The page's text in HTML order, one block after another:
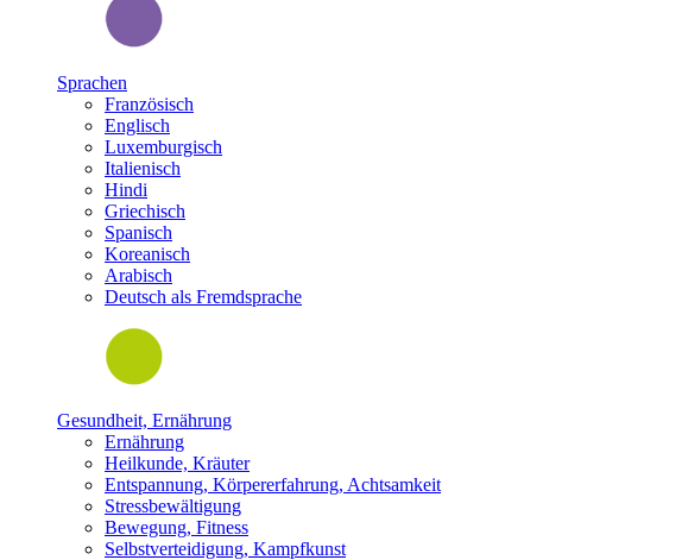
Sprachen
Französisch
Englisch
Luxemburgisch
Italienisch
Hindi
Griechisch
Spanisch
Koreanisch
Arabisch
Deutsch als Fremdsprache
Gesundheit, Ernährung
Ernährung
Heilkunde, Kräuter
Entspannung, Körpererfahrung, Achtsamkeit
Stressbewältigung
Bewegung, Fitness
Selbstverteidigung, Kampfkunst